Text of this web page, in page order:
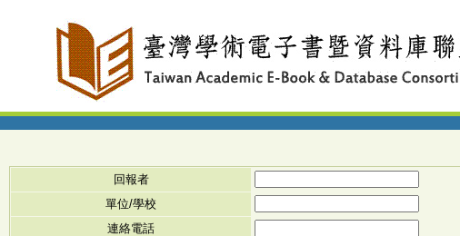
回報者
單位/學校
連絡電話